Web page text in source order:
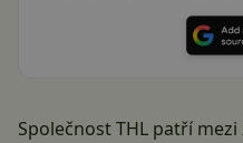
Společnost THL patří